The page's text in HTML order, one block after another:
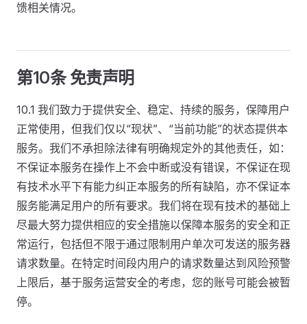
馈相关情况。
第10条 免责声明
10.1 我们致力于提供安全、稳定、持续的服务，保障用户
正常使用，但我们仅以“现状”、“当前功能”的状态提供本
服务。我们不承担除法律有明确规定外的其他责任，如：
不保证本服务在操作上不会中断或没有错误，不保证在现
有技术水平下有能力纠正本服务的所有缺陷，亦不保证本
服务能满足用户的所有要求。我们将在现有技术的基础上
尽最大努力提供相应的安全措施以保障本服务的安全和正
常运行，包括但不限于通过限制用户单次可发送的服务器
请求数量。在特定时间段内用户的请求数量达到风险预警
上限后，基于服务运营安全的考虑，您的账号可能会被暂
停。